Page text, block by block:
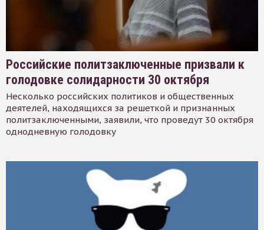
Российские политзаключенные призвали к
голодовке солидарности 30 октября
Несколько российских политиков и общественных
деятелей, находящихся за решеткой и признанных
политзаключенными, заявили, что проведут 30 октября
однодневную голодовку